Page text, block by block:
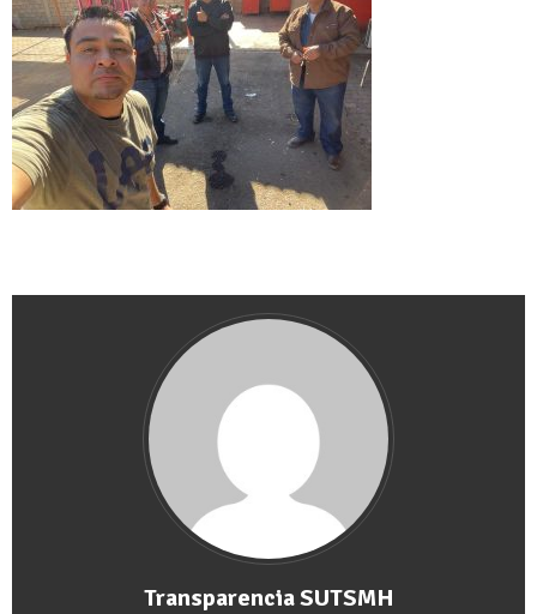
Transparencia SUTSMH